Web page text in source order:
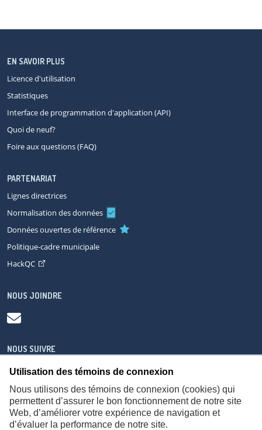
Utilisation des témoins de connexion
Nous utilisons des témoins de connexion (cookies) qui
permettent d’assurer le bon fonctionnement de notre site
Web, d’améliorer votre expérience de navigation et
d’évaluer la performance de notre site.
EN SAVOIR PLUS
Licence d'utilisation
Statistiques
Interface de programmation d'application (API)
Quoi de neuf?
Foire aux questions (FAQ)
PARTENARIAT
Lignes directrices
Normalisation des données
Données ouvertes de référence
Politique-cadre municipale
HackQC
NOUS JOINDRE
NOUS SUIVRE
À propos Accessibilité Plan du site Consignes de sécurité